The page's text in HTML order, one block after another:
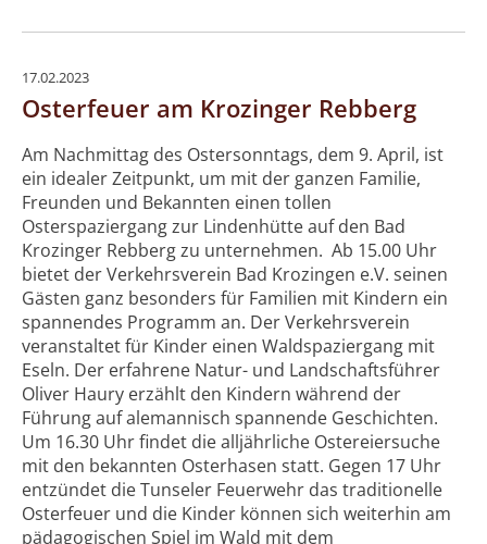
17.02.2023
Osterfeuer am Krozinger Rebberg
Am Nachmittag des Ostersonntags, dem 9. April, ist
ein idealer Zeitpunkt, um mit der ganzen Familie,
Freunden und Bekannten einen tollen
Osterspaziergang zur Lindenhütte auf den Bad
Krozinger Rebberg zu unternehmen. Ab 15.00 Uhr
bietet der Verkehrsverein Bad Krozingen e.V. seinen
Gästen ganz besonders für Familien mit Kindern ein
spannendes Programm an. Der Verkehrsverein
veranstaltet für Kinder einen Waldspaziergang mit
Eseln. Der erfahrene Natur- und Landschaftsführer
Oliver Haury erzählt den Kindern während der
Führung auf alemannisch spannende Geschichten.
Um 16.30 Uhr findet die alljährliche Ostereiersuche
mit den bekannten Osterhasen statt. Gegen 17 Uhr
entzündet die Tunseler Feuerwehr das traditionelle
Osterfeuer und die Kinder können sich weiterhin am
pädagogischen Spiel im Wald mit dem